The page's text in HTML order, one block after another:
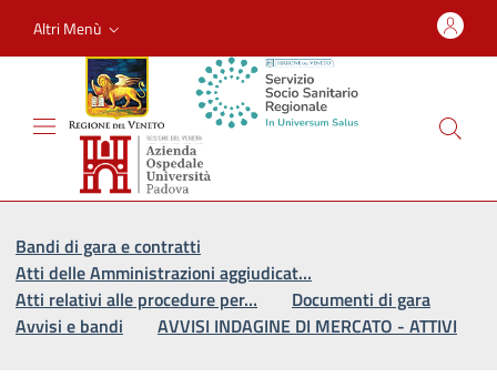
Altri Menù
Bandi di gara e contratti
Atti delle Amministrazioni aggiudicat…
Atti relativi alle procedure per…
Documenti di gara
Avvisi e bandi
AVVISI INDAGINE DI MERCATO - ATTIVI